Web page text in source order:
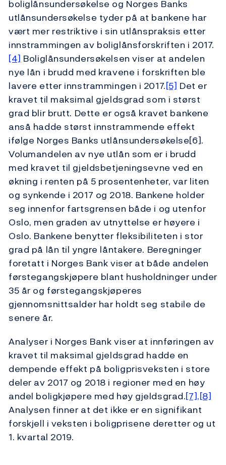
boliglånsundersøkelse og Norges Banks
utlånsundersøkelse tyder på at bankene har
vært mer restriktive i sin utlånspraksis etter
innstrammingen av boliglånsforskriften i 2017.
[4] Boliglånsundersøkelsen viser at andelen
nye lån i brudd med kravene i forskriften ble
lavere etter innstrammingen i 2017.[5] Det er
kravet til maksimal gjeldsgrad som i størst
grad blir brutt. Dette er også kravet bankene
anså hadde størst innstrammende effekt
ifølge Norges Banks utlånsundersøkelse[6].
Volumandelen av nye utlån som er i brudd
med kravet til gjeldsbetjeningsevne ved en
økning i renten på 5 prosentenheter, var liten
og synkende i 2017 og 2018. Bankene holder
seg innenfor fartsgrensen både i og utenfor
Oslo, men graden av utnyttelse er høyere i
Oslo. Bankene benytter fleksibiliteten i stor
grad på lån til yngre låntakere. Beregninger
foretatt i Norges Bank viser at både andelen
førstegangskjøpere blant husholdninger under
35 år og førstegangskjøperes
gjennomsnittsalder har holdt seg stabile de
senere år.
Analyser i Norges Bank viser at innføringen av
kravet til maksimal gjeldsgrad hadde en
dempende effekt på boligprisveksten i store
deler av 2017 og 2018 i regioner med en høy
andel boligkjøpere med høy gjeldsgrad.[7],[8]
Analysen finner at det ikke er en signifikant
forskjell i veksten i boligprisene deretter og ut
1. kvartal 2019.